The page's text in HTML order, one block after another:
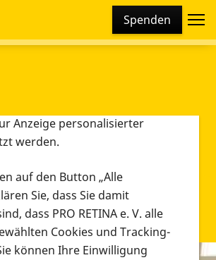
Spenden
setzt verschiedene Cookies und
Dies beinhaltet Cookies und
Anzeige personalisierter
werden.
auf den Button „Alle
Sie, dass Sie damit
dass PRO RETINA e. V. alle
Cookies und Tracking-
können Ihre Einwilligung